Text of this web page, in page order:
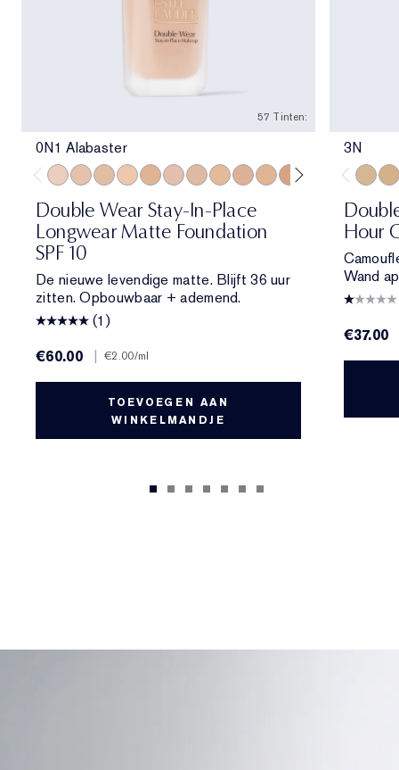
57 Tinten:
0N1 Alabaster
Double Wear Stay-In-Place
Longwear Matte Foundation
SPF 10
De nieuwe levendige matte. Blijft 36 uur
zitten. Opbouwbaar + ademend.
(1)
€60.00
| €2.00/ml
TOEVOEGEN AAN
WINKELMANDJE
3N
Hour
Wand
€37.00